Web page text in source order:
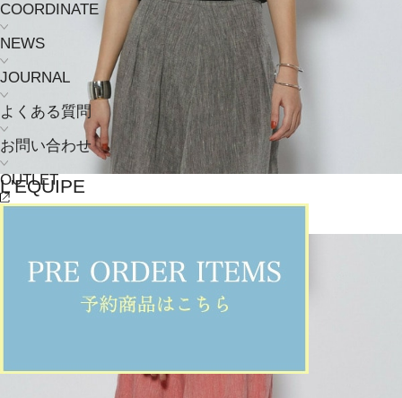
COORDINATE
NEWS
JOURNAL
よくある質問
お問い合わせ
OUTLET
L'EQUIPE
Tシャツ(てぃーしゃつ) /